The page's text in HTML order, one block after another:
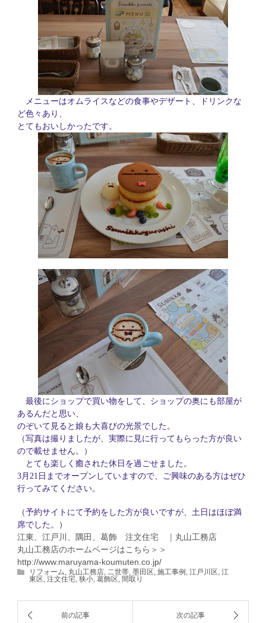
メニューはオムライスなどの食事やデザート、ドリンクな
ど色々あり、
とてもおいしかったです。
最後にショップで買い物をして、ショップの奥にも部屋が
あるんだと思い、
のぞいて見ると娘も大喜びの光景でした。
（写真は撮りましたが、実際に見に行ってもらった方が良い
ので載せません。）
とても楽しく癒された休日を過ごせました。
3月 21 日までオープンしていますので、ご興味のある方はぜひ
行ってみてください。
（予約サイトにて予約をした方が良いですが、土日はほぼ満
席でした。）
江東、江戸川、隅田、葛飾 注文住宅 ｜丸山工務店
丸山工務店のホームページはこちら＞＞
http://www.maruyama-koumuten.co.jp/
リフォーム, 丸山工務店, 二世帯, 墨田区, 施工事例 , 江戸川区, 江
東区, 注文住宅, 狭小, 葛飾区, 間取り